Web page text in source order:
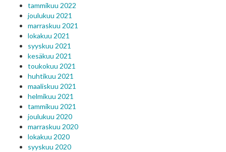
tammikuu 2022
joulukuu 2021
marraskuu 2021
lokakuu 2021
syyskuu 2021
kesäkuu 2021
toukokuu 2021
huhtikuu 2021
maaliskuu 2021
helmikuu 2021
tammikuu 2021
joulukuu 2020
marraskuu 2020
lokakuu 2020
syyskuu 2020